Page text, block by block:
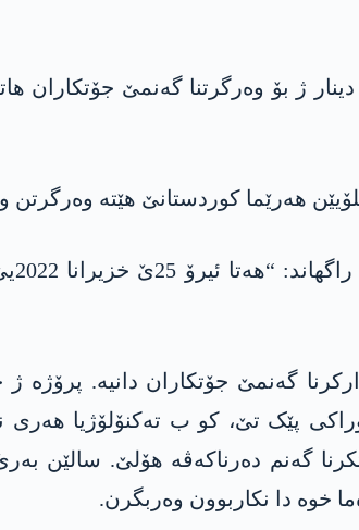
ھەرێما کوردستانێ هێتە وەرگرتن و
گەنمێ جۆتکاران دانیە.
پێک تێ، کو ب تەکنۆلۆژیا
گەنم دەرناکەڤە ھۆلێ. سالێن
خوە دا نکاربوون وەربگرن.